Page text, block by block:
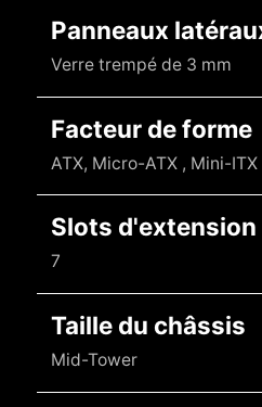
Panneaux
Verre trempé de 3 mm
Facteur de forme
ATX, Micro-ATX , Mini-ITX
Slots d'extension
7
Taille du châssis
Mid-Tower